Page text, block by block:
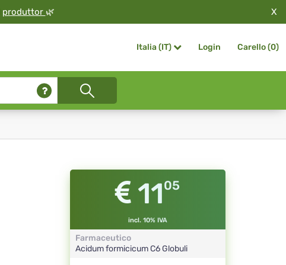
produttor 🌿 X
Italia (IT) Login Carello (0)
1105
incl. 10% IVA
Farmaceutico
Acidum formicicumC6 Globuli